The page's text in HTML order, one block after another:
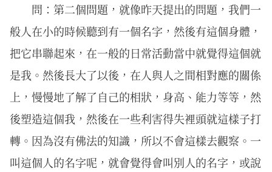
問：第二個問題，就像昨天提出的問題，我們一
般人在小的時候聽到有一個名字，然後有這個身體，
把它串聯起來，在一般的日常活動當中就覺得這個就
是我。然後長大了以後，在人與人之間相對應的關係
上，慢慢地了解了自己的相狀，身高、能力等等，然
後塑造這個我，然後在一些利害得失裡頭就這樣子打
轉。因為沒有佛法的知識，所以不會這樣去觀察。一
叫這個人的名字呢，就會覺得會叫別人的名字，或說